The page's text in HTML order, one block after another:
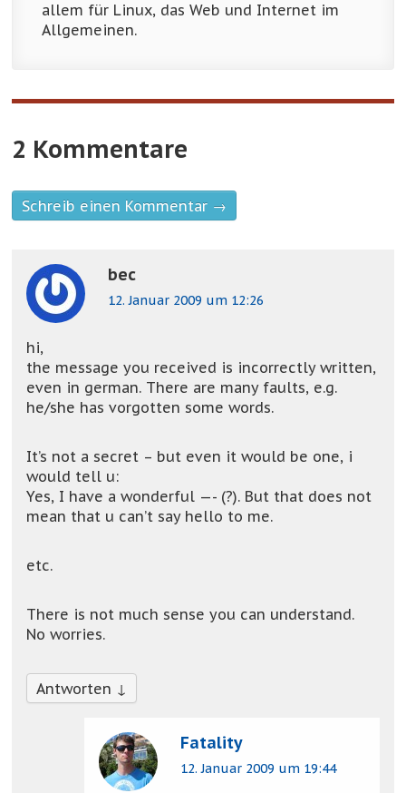
allem für Linux, das Web und Internet im
Allgemeinen.
2 Kommentare
Schreib einen Kommentar →
bec
12. Januar 2009 um 12:26
hi,
the message you received is incorrectly written,
even in german. There are many faults, e.g.
he/she has vorgotten some words.
It’s not a secret – but even it would be one, i
would tell u:
Yes, I have a wonderful —- (?). But that does not
mean that u can’t say hello to me.
etc.
There is not much sense you can understand.
No worries.
Antworten ↓
Fatality
12. Januar 2009 um 19:44